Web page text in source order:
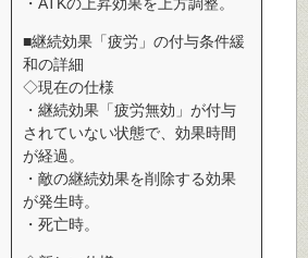
■継続効果「疲労」の付与条件緩
和の詳細
◇現在の仕様
・継続効果「疲労無効」が付与
されていない状態で、効果時間
が経過。
・敵の継続効果を削除する効果
が発生時。
・死亡時。